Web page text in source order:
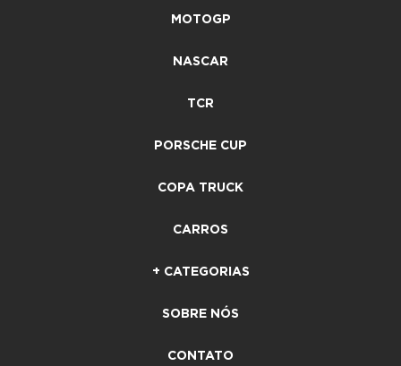
MOTOGP
NASCAR
TCR
PORSCHE CUP
COPA TRUCK
CARROS
+ CATEGORIAS
SOBRE NÓS
CONTATO